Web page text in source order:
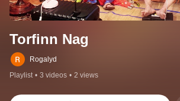
Torfinn Nag
Rogalyd
Playlist • 3 videos • 2 views